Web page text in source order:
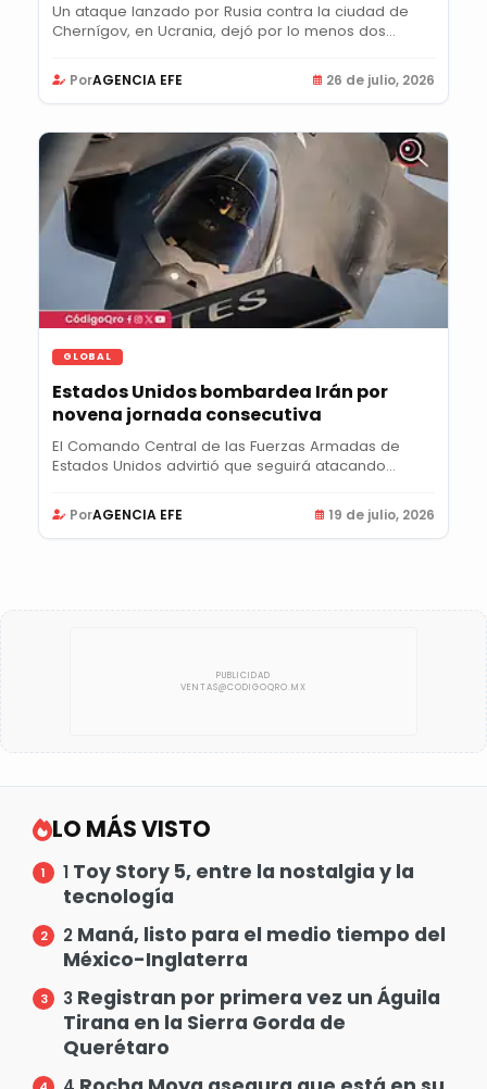
Un ataque lanzado por Rusia contra la ciudad de
Chernígov, en Ucrania, dejó por lo menos dos...
PorAGENCIA EFE 26 de julio, 2026
GLOBAL
Estados Unidos bombardea Irán por
novena jornada consecutiva
El Comando Central de las Fuerzas Armadas de
Estados Unidos advirtió que seguirá atacando...
PorAGENCIA EFE 19 de julio, 2026
LO MÁS VISTO
1 Toy Story 5, entre la nostalgia y la
tecnología
2 Maná, listo para el medio tiempo del
México-Inglaterra
3 Registran por primera vez un Águila
Tirana en la Sierra Gorda de
Querétaro